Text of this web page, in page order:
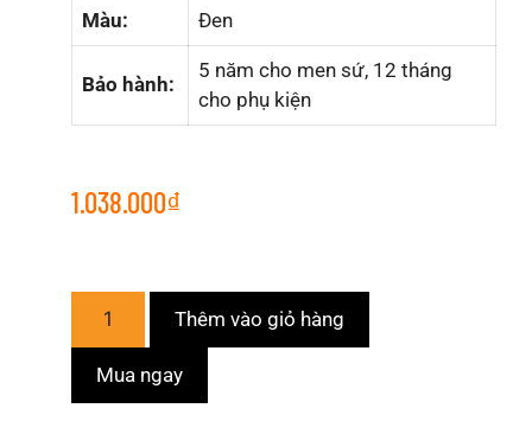
Màu: Đen
Bảo hành:
5 năm cho men sứ, 12 tháng
cho phụ kiện
1.038.000₫
Thêm vào giỏ hàng
Mua ngay